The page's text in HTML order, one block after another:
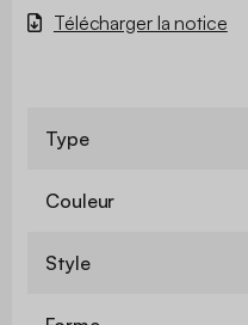
Télécharger la notice
Type
Couleur
Style